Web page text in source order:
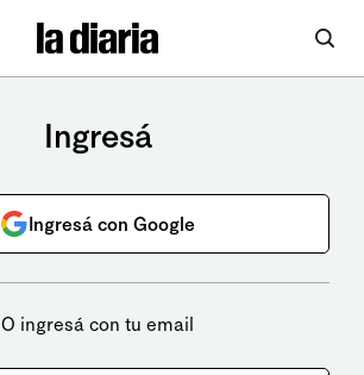
Ingresá
Ingresá con Google
O ingresá con tu email